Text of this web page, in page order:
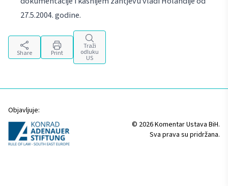
27.5.2004. godine.
Share Print
Traži
odluku
US
Objavljuje:
© 2026 Komentar Ustava BiH.
Sva prava su pridržana.